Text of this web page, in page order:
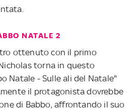
NATALE 2
ottenuto con il primo
torna in questo
Natale - Sulle ali del Natale"
il protagonista dovrebbe
di Babbo, affrontando il suo